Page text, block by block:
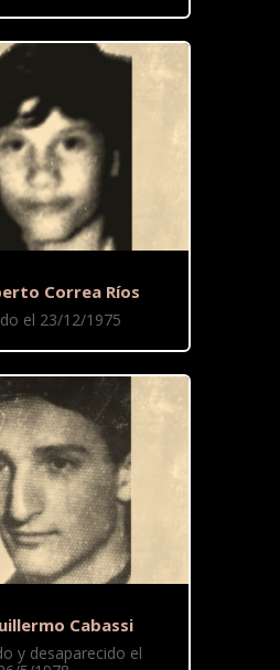
Correa Ríos
el 23/12/1975
Cabassi
y desaparecido el